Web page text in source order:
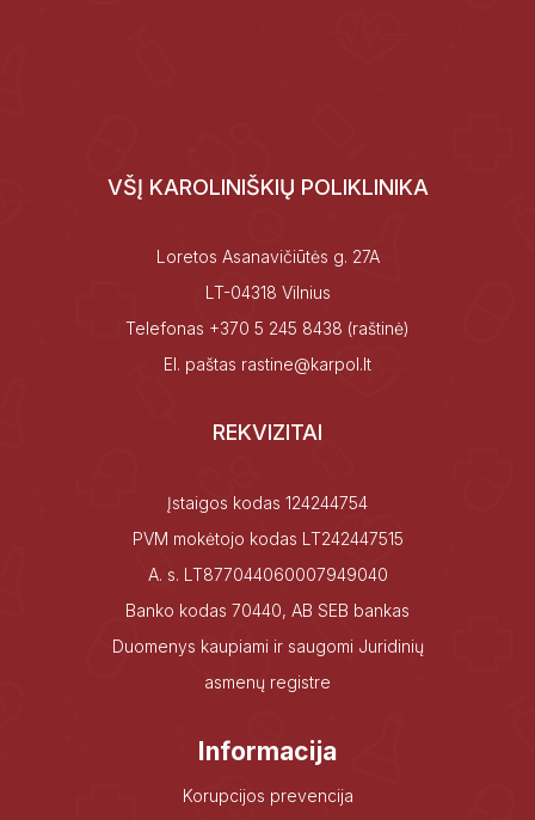
VŠĮ KAROLINIŠKIŲ POLIKLINIKA
Loretos Asanavičiūtės g. 27A
LT-04318 Vilnius
Telefonas +370 5 245 8438 (raštinė)
El. paštas rastine@karpol.lt
REKVIZITAI
Įstaigos kodas 124244754
PVM mokėtojo kodas LT242447515
A. s. LT877044060007949040
Banko kodas 70440, AB SEB bankas
Duomenys kaupiami ir saugomi Juridinių
asmenų registre
Informacija
Korupcijos prevencija